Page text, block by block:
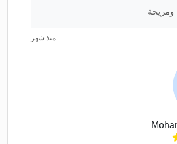
ومريحة
منذ شهر